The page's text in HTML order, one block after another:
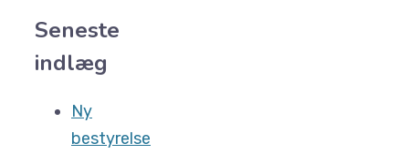
Seneste
indlæg
Ny
bestyrelse